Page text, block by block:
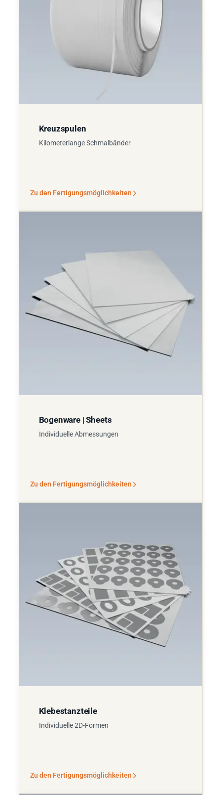
Kreuzspulen
Kilometerlange Schmalbänder
Zu den Fertigungsmöglichkeiten
Bogenware | Sheets
Individuelle Abmessungen
Zu den Fertigungsmöglichkeiten
Klebestanzteile
Individuelle 2D-Formen
Zu den Fertigungsmöglichkeiten